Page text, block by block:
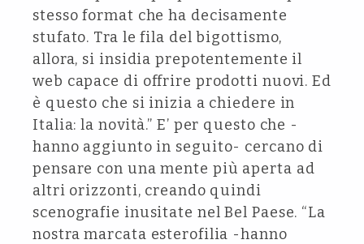
stesso format che ha decisamente
stufato. Tra le fila del bigottismo,
allora, si insidia prepotentemente il
web capace di offrire prodotti nuovi. Ed
è questo che si inizia a chiedere in
Italia: la novità.” E’ per questo che -
hanno aggiunto in seguito- cercano di
pensare con una mente più aperta ad
altri orizzonti, creando quindi
scenografie inusitate nel Bel Paese. “La
nostra marcata esterofilia -hanno